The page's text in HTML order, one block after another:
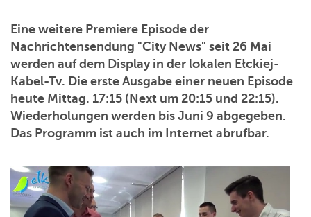
Eine weitere Premiere Episode der
Nachrichtensendung "City News" seit 26 Mai
werden auf dem Display in der lokalen Ełckiej-
Kabel-Tv. Die erste Ausgabe einer neuen Episode
heute Mittag. 17:15 (Next um 20:15 und 22:15).
Wiederholungen werden bis Juni 9 abgegeben.
Das Programm ist auch im Internet abrufbar.